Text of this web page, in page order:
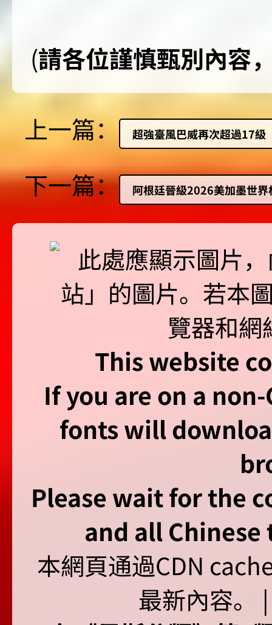
(請各位謹慎甄別內容
上一篇： 超強臺風巴威再次超過17級
下一篇： 阿根廷晉級2026美加墨世
This website
If you are on a
fonts will
Please wait for the
and all
本網頁通過CDN
最新內容。